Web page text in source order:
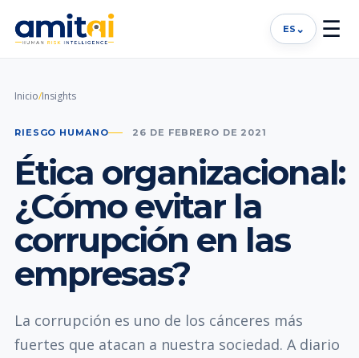
ES ⌄ ☰
Inicio/Insights
RIESGO HUMANO 26 DE FEBRERO DE 2021
Ética organizacional:
¿Cómo evitar la
corrupción en las
empresas?
La corrupción es uno de los cánceres más
fuertes que atacan a nuestra sociedad. A diario